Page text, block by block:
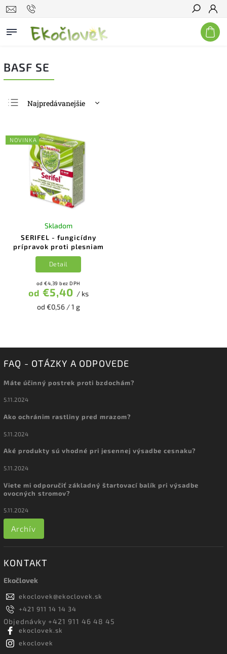
Hľadať
BASF SE
Najpredávanejšie
Najdrahšie
Abecedne
NOVINKA
SERIFEL - fungicídny
prípravok proti plesniam
Skladom
od €4,39 bez DPH
od €5,40 / ks
od €0,56 / 1 g
Detail
FAQ - OTÁZKY A ODPOVEDE
Máte účinný postrek proti bzdochám?
5.11.2024
Ako ochránim rastliny pred mrazom?
5.11.2024
Aké produkty sú vhodné pri jesennej výsadbe cesnaku?
5.11.2024
Viete mi odporučiť základný štartovací balík pri výsadbe
ovocných stromov?
5.11.2024
Archív
KONTAKT
Ekočlovek
ekoclovek@ekoclovek.sk
+421 911 14 14 34
Objednávky +421 911 46 48 45
ekoclovek.sk
ekoclovek